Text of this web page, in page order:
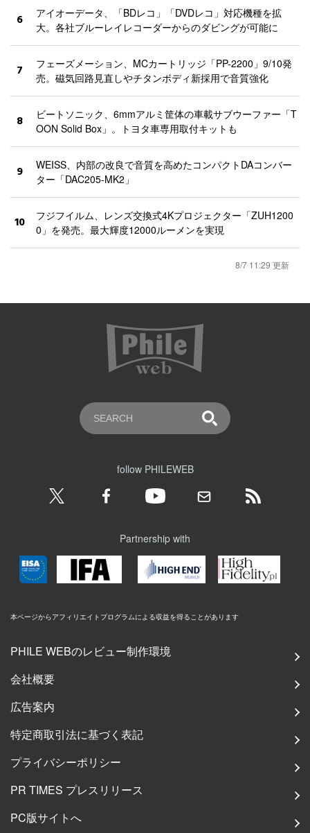
6
アイオーデータ、「BDレコ」「DVDレコ」対応機種を拡
大。各社ブルーレイレコーダーからのダビングが可能に
7
フェーズメーション、MCカートリッジ「PP-2200」9/10発
売。磁気回路見直しやチタンボディ新採用で音質強化
8
ビートソニック、6mmアルミ筐体の車載サブウーファー「T
OON Solid Box」。トヨタ車専用取付キットも
9
WEISS、内部の改良で音質を高めたコンパクトDAコンバー
ター「DAC205-MK2」
10
フジフイルム、レンズ交換式4Kプロジェクター「ZUH1200
0」を発売。最大輝度12000ルーメンを実現
8/7 11:29 更新
follow PHILEWEB
Partnership with
本ページからアフィリエイトプログラムによる収益を得ることがあります
PHILE WEBのレビュー制作環境
会社概要
広告案内
特定商取引法に基づく表記
プライバシーポリシー
PR TIMES プレスリリース
PC版サイトへ